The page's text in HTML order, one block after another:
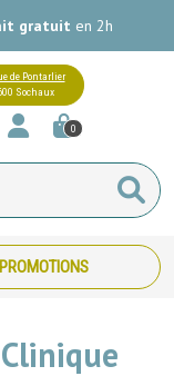
gratuit en 2h
Votre
de Pontarlier
Sochaux
0
PROMOTIONS